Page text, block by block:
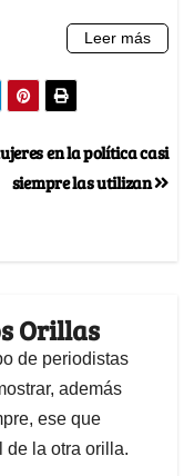
en la política casi
siempre las utilizan
Orillas
de periodistas
además
ese que
de la otra orilla.